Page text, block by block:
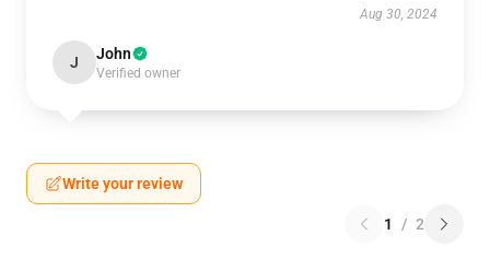
Aug 30, 2024
J John
Verified owner
Write your review
1 / 2